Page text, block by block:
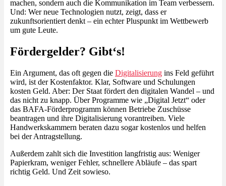
machen, sondern auch die Kommunikation im Team verbessern.
Und: Wer neue Technologien nutzt, zeigt, dass er
zukunftsorientiert denkt – ein echter Pluspunkt im Wettbewerb
um gute Leute.
Fördergelder? Gibt‘s!
Ein Argument, das oft gegen die Digitalisierung ins Feld geführt
wird, ist der Kostenfaktor. Klar, Software und Schulungen
kosten Geld. Aber: Der Staat fördert den digitalen Wandel – und
das nicht zu knapp. Über Programme wie „Digital Jetzt“ oder
das BAFA-Förderprogramm können Betriebe Zuschüsse
beantragen und ihre Digitalisierung vorantreiben. Viele
Handwerkskammern beraten dazu sogar kostenlos und helfen
bei der Antragstellung.
Außerdem zahlt sich die Investition langfristig aus: Weniger
Papierkram, weniger Fehler, schnellere Abläufe – das spart
richtig Geld. Und Zeit sowieso.